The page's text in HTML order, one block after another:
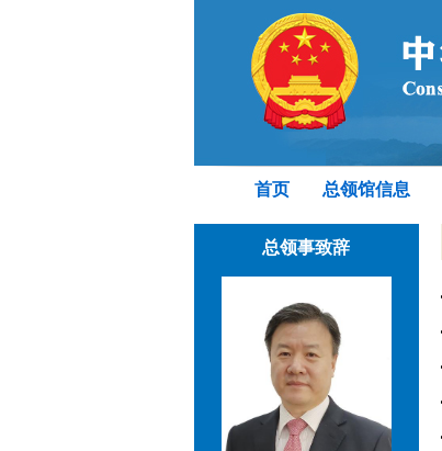
首页 总领馆信息
总领事致辞